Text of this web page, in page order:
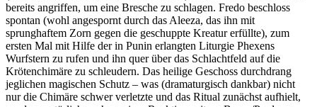
bereits angriffen, um eine Bresche zu schlagen. Fredo beschloss
spontan (wohl angespornt durch das Aleeza, das ihn mit
sprunghaftem Zorn gegen die geschuppte Kreatur erfüllte), zum
ersten Mal mit Hilfe der in Punin erlangten Liturgie Phexens
Wurfstern zu rufen und ihn quer über das Schlachtfeld auf die
Krötenchimäre zu schleudern. Das heilige Geschoss durchdrang
jeglichen magischen Schutz – was (dramaturgisch dankbar) nicht
nur die Chimäre schwer verletzte und das Ritual zunächst aufhielt,